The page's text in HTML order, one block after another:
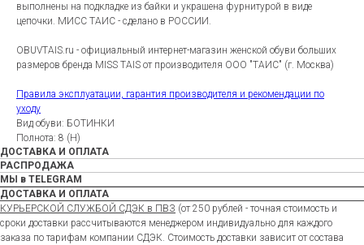
выполнены на подкладке из байки и украшена фурнитурой в виде
цепочки. МИСС ТАИС - сделано в РОССИИ.
OBUVTAIS.ru - официальный интернет-магазин женской обуви больших
размеров бренда MISS TAIS от производителя ООО "ТАИС" (г. Москва)
Правила эксплуатации, гарантия производителя и рекомендации по
уходу
Вид обуви: БОТИНКИ
Полнота: 8 (H)
ДОСТАВКА И ОПЛАТА
РАСПРОДАЖА
МЫ в TELEGRAM
ДОСТАВКА И ОПЛАТА
КУРЬЕРСКОЙ СЛУЖБОЙ СДЭК в ПВЗ (от 250 рублей - точная стоимость и
сроки доставки рассчитываются менеджером индивидуально для каждого
заказа по тарифам компании СДЭК. Стоимость доставки зависит от состава